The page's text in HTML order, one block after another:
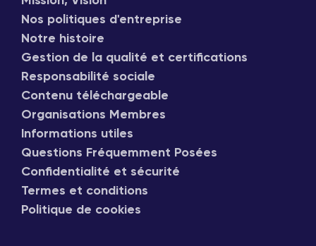
Nos politiques d'entreprise
Notre histoire
Gestion de la qualité et certifications
Responsabilité sociale
Contenu téléchargeable
Organisations Membres
Informations utiles
Questions Fréquemment Posées
Confidentialité et sécurité
Termes et conditions
Politique de cookies